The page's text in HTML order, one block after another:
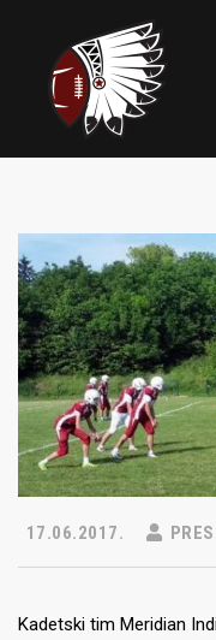
17.06.2017.
Kadetski tim Meridian